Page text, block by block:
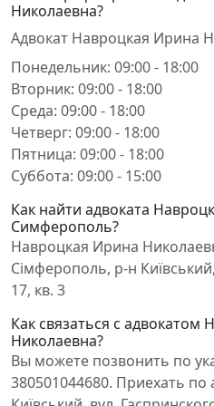
Николаевна?
Адвокат Навроцкая Ирина
Понедельник: 09:00 - 18:00
Вторник: 09:00 - 18:00
Среда: 09:00 - 18:00
Четверг: 09:00 - 18:00
Пятница: 09:00 - 18:00
Суббота: 09:00 - 15:00
Как найти адвоката
Симферополь?
Навроцкая Ирина
Сімферополь, р-н
17, кв. 3
Как связаться с адвокатом
Николаевна?
Вы можете позвонить по
380501044680. Приехать